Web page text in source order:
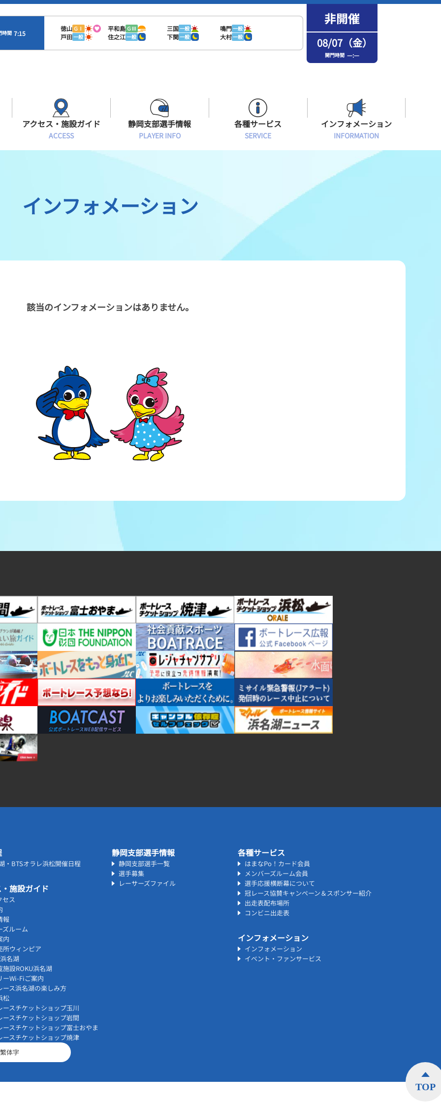
時間 7:15
徳山 ＧⅠ 平和島 ＧⅢ 三国一般 鳴門一般
戸田一般 住之江一般 下関一般 大村一般 08/07（金）
開門時間 —:—
出目データ
水面特性・進入コース別情報
アクセス・施設ガイド
ACCESS
有料席情報
Mooovi浜名湖
場内フリーWi-Fiご案内
ボートレース浜名湖の楽しみ方
オラレ浜松
静岡支部選手情報
PLAYER INFO
選手募集
レーサーズファイル
各種サービス
SERVICE
メンバーズルーム会員
選手応援横断幕について
冠レース協賛キャンペーン
インフォメーション
INFORMATION
インフォメーション
インフォメーション
該当のインフォメーションはありません。
・BTSオラレ浜松開催日程
施設ガイド
セス
報
ズルーム
内
所ウィンピア
名湖
施設ROKU浜名湖
ーWi-Fiご案内
ース浜名湖の楽しみ方
松
ースチケットショップ玉川
ースチケットショップ岩間
ースチケットショップ富士おやま
ースチケットショップ焼津
静岡支部選手情報
静岡支部選手一覧
選手募集
レーサーズファイル
各種サービス
はまなPo！カード会員
メンバーズルーム会員
選手応援横断幕について
冠レース協賛キャンペーン＆スポンサー紹介
出走表配布場所
コンビニ出走表
インフォメーション
インフォメーション
イベント・ファンサービス
体字